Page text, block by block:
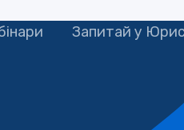
Запитай у